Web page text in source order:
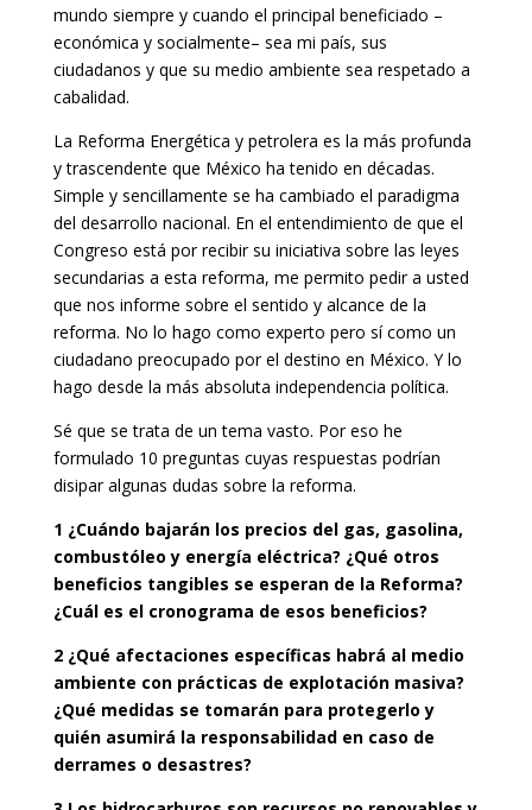
mundo siempre y cuando el principal beneficiado –
económica y socialmente– sea mi país, sus
ciudadanos y que su medio ambiente sea respetado a
cabalidad.
La Reforma Energética y petrolera es la más profunda
y trascendente que México ha tenido en décadas.
Simple y sencillamente se ha cambiado el paradigma
del desarrollo nacional. En el entendimiento de que el
Congreso está por recibir su iniciativa sobre las leyes
secundarias a esta reforma, me permito pedir a usted
que nos informe sobre el sentido y alcance de la
reforma. No lo hago como experto pero sí como un
ciudadano preocupado por el destino en México. Y lo
hago desde la más absoluta independencia política.
Sé que se trata de un tema vasto. Por eso he
formulado 10 preguntas cuyas respuestas podrían
disipar algunas dudas sobre la reforma.
1 ¿Cuándo bajarán los precios del gas, gasolina,
combustóleo y energía eléctrica? ¿Qué otros
beneficios tangibles se esperan de la Reforma?
¿Cuál es el cronograma de esos beneficios?
2 ¿Qué afectaciones específicas habrá al medio
ambiente con prácticas de explotación masiva?
¿Qué medidas se tomarán para protegerlo y
quién asumirá la responsabilidad en caso de
derrames o desastres?